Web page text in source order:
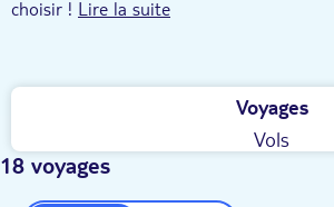
choisir ! Lire la suite
Voyages
Vols
18 voyages